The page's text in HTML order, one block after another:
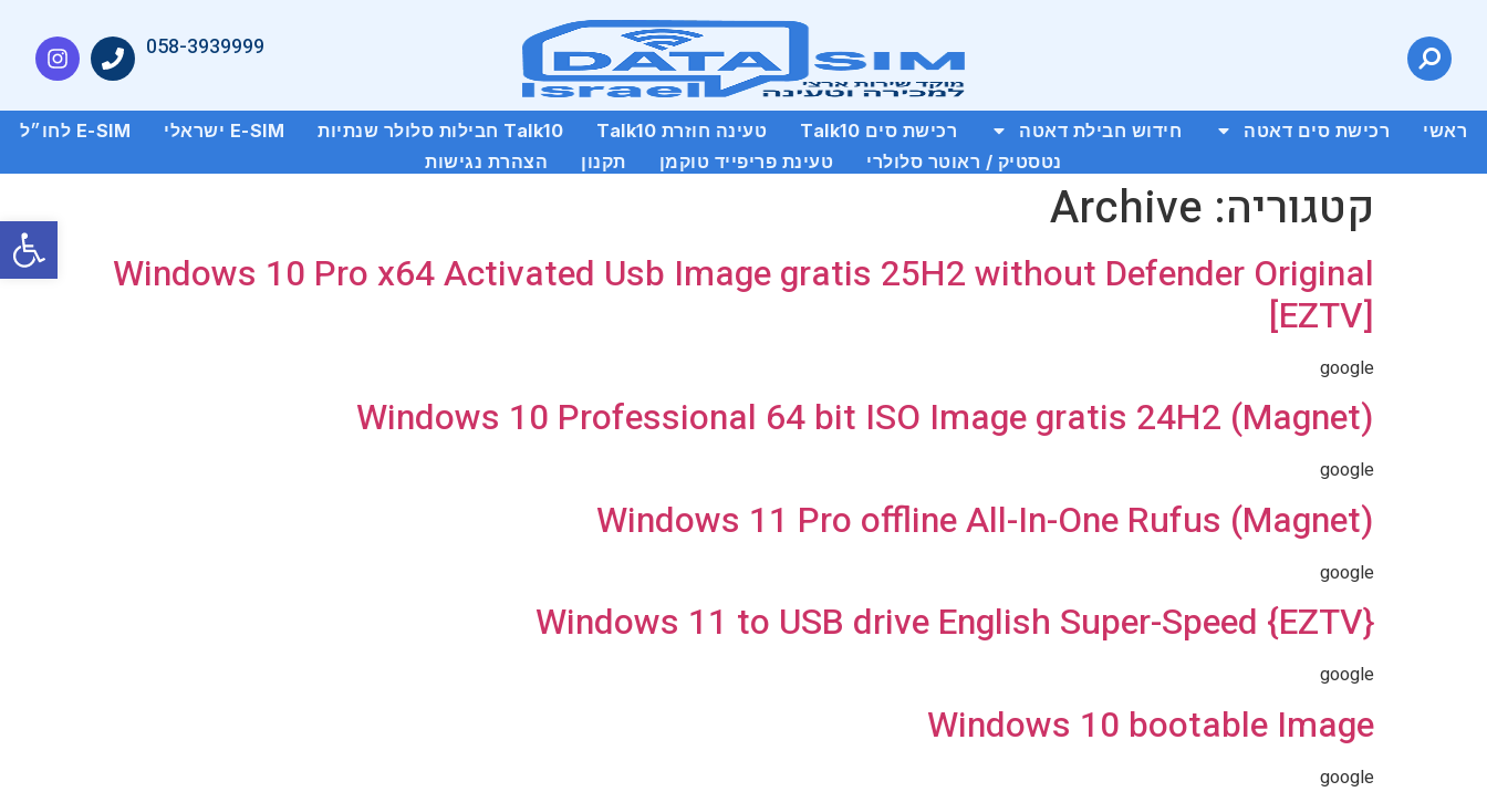
פתח
058-3939999
ראשי רכישת סים דאטה חידוש חבילת דאטה רכישת סים Talk10 טעינה חוזרת Talk10 Talk10 חבילות סלולר שנתיות E-SIM ישראלי
E-SIM לחו״ל
נטסטיק / ראוטר סלולרי
טעינת פריפייד טוקמן תקנון הצהרת נגישות
קטגוריה: Archive
Windows 10 Pro x64 Activated Usb Image gratis 25H2 without Defender Original
[EZTV]
google
Windows 10 Professional 64 bit ISO Image gratis 24H2 (Magnet)
google
Windows 11 Pro offline All-In-One Rufus (Magnet)
google
Windows 11 to USB drive English Super-Speed {EZTV}
google
Windows 10 bootable Image
google